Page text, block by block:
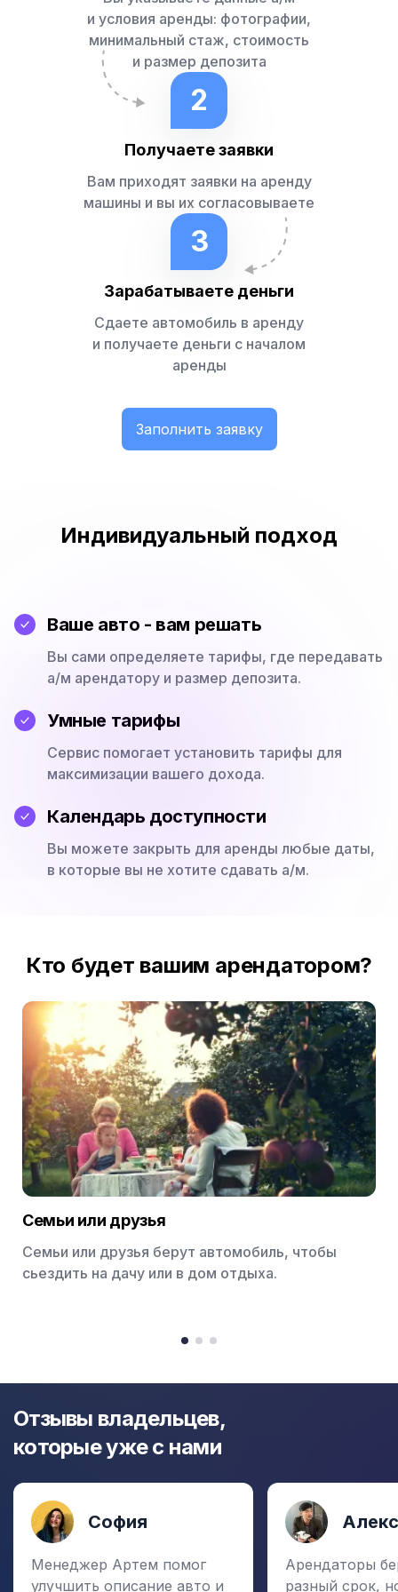
и условия аренды: фотографии,
минимальный стаж, стоимость
и размер депозита
2
Получаете заявки
Вам приходят заявки на аренду
машины и вы их согласовываете
3
Зарабатываете деньги
Сдаете автомобиль в аренду
и получаете деньги с началом
аренды
Заполнить заявку
Индивидуальный подход
Ваше авто - вам решать
Вы сами определяете тарифы, где передавать
а/м арендатору и размер депозита.
Умные тарифы
Сервис помогает установить тарифы для
максимизации вашего дохода.
Календарь доступности
Вы можете закрыть для аренды любые даты,
в которые вы не хотите сдавать а/м.
Кто будет вашим арендатором?
Семьи или друзья
Семьи или друзья берут автомобиль, чтобы
сьездить на дачу или в дом отдыха.
item
itemitem
3
Отзывы владельцев,
которые уже с нами
София
Менеджер Артем помог
улучшить описание авто и
Арендаторы
разный срок,